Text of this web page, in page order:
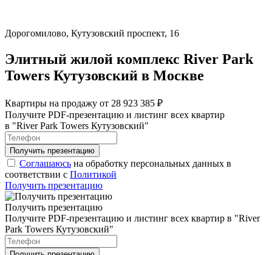
Дорогомилово, Кутузовский проспект, 16
Элитный жилой комплекс River Park
Towers Кутузовский в Москве
Квартиры на продажу от 28 923 385 ₽
Получите PDF-презентацию и листинг всех квартир
в "River Park Towers Кутузовский"
Соглашаюсь на обработку персональных данных в
соответствии с Политикой
Получить презентацию
Получить презентацию
Получите PDF-презентацию и листинг всех квартир в "River
Park Towers Кутузовский"